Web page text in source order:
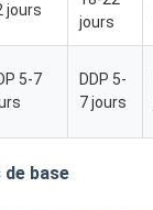
jours
jours
5-7
DDP 5-
7 jours
base